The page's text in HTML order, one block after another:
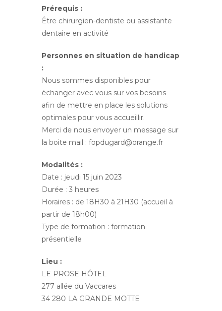
Prérequis :
Être chirurgien-dentiste ou assistante
dentaire en activité
Personnes en situation de handicap
:
Nous sommes disponibles pour
échanger avec vous sur vos besoins
afin de mettre en place les solutions
optimales pour vous accueillir.
Merci de nous envoyer un message sur
la boite mail : fopdugard@orange.fr
Modalités :
Date : jeudi 15 juin 2023
Durée : 3 heures
Horaires : de 18H30 à 21H30 (accueil à
partir de 18h00)
Type de formation : formation
présentielle
Lieu :
LE PROSE HÔTEL
277 allée du Vaccares
34 280 LA GRANDE MOTTE